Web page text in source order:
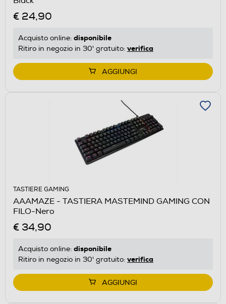
€ 24,90
Acquisto online: disponibile
Ritiro in negozio in 30' gratuito: verifica
AGGIUNGI
TASTIERE GAMING
AAAMAZE - TASTIERA MASTEMIND GAMING CON
FILO-Nero
€ 34,90
Acquisto online: disponibile
Ritiro in negozio in 30' gratuito: verifica
AGGIUNGI